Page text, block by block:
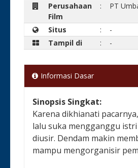
Perusahaan
Film
: PT
Situs :
-
Tampil di
: -
Informasi Dasar
Sinopsis Singkat:
Karena dikhianati
lalu suka mengganggu
diusir. Dendam makin
mampu mengorganisir